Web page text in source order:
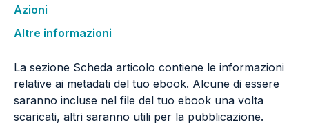
Azioni
Altre informazioni
La sezione Scheda articolo contiene le informazioni
relative ai metadati del tuo ebook. Alcune di essere
saranno incluse nel file del tuo ebook una volta
scaricati, altri saranno utili per la pubblicazione.